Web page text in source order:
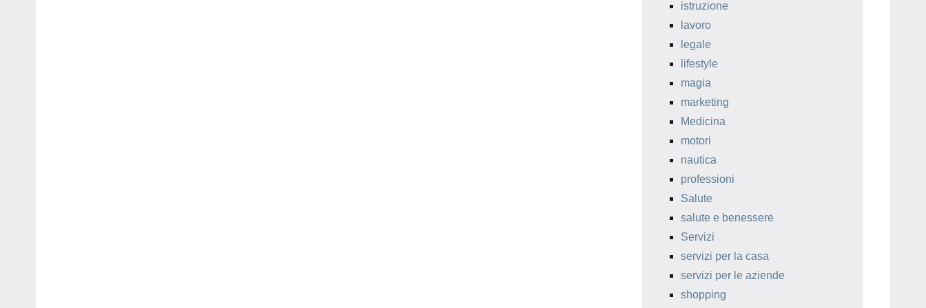
istruzione
lavoro
legale
lifestyle
magia
marketing
Medicina
motori
nautica
professioni
Salute
salute e benessere
Servizi
servizi per la casa
servizi per le aziende
shopping